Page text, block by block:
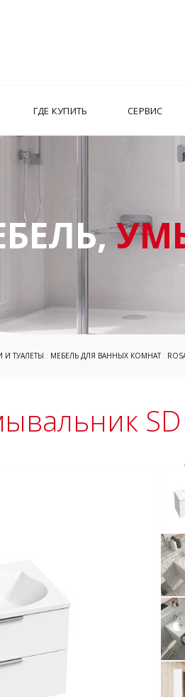
ГДЕ КУПИТЬ СЕРВИС
И ТУАЛЕТЫ : МЕБЕЛЬ ДЛЯ ВАННЫХ КОМНАТ:
SD